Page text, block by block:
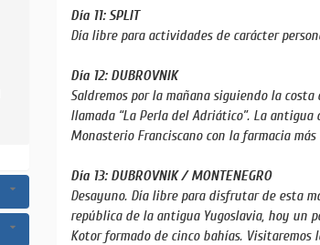
Día 11: SPLIT
Día libre para actividades de carácter
Día 12: DUBROVNIK
Saldremos por la mañana siguiendo la
llamada “La Perla del Adriático”. La
Monasterio Franciscano con la farmacia
Día 13: DUBROVNIK / MONTENEGRO
Desayuno. Día libre para disfrutar de esta
república de la antigua Yugoslavia, hoy un
Kotor formado de cinco bahías.